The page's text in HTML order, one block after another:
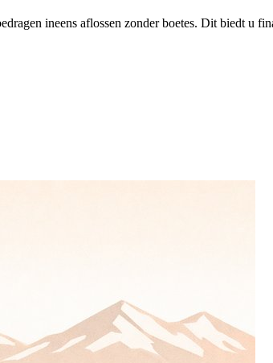
ineens aflossen zonder boetes. Dit biedt u